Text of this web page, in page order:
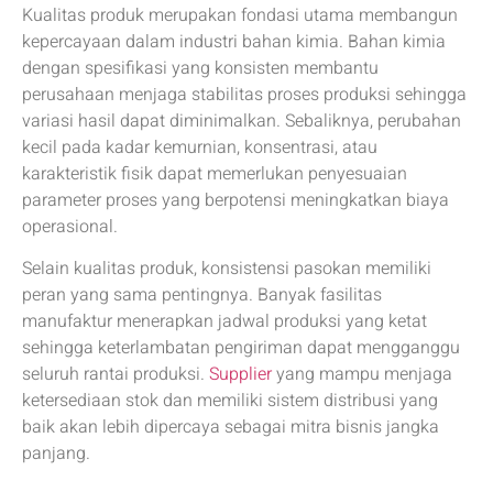
Kualitas produk merupakan fondasi utama membangun
kepercayaan dalam industri bahan kimia. Bahan kimia
dengan spesifikasi yang konsisten membantu
perusahaan menjaga stabilitas proses produksi sehingga
variasi hasil dapat diminimalkan. Sebaliknya, perubahan
kecil pada kadar kemurnian, konsentrasi, atau
karakteristik fisik dapat memerlukan penyesuaian
parameter proses yang berpotensi meningkatkan biaya
operasional.
Selain kualitas produk, konsistensi pasokan memiliki
peran yang sama pentingnya. Banyak fasilitas
manufaktur menerapkan jadwal produksi yang ketat
sehingga keterlambatan pengiriman dapat mengganggu
seluruh rantai produksi. Supplieryang mampu menjaga
ketersediaan stok dan memiliki sistem distribusi yang
baik akan lebih dipercaya sebagai mitra bisnis jangka
panjang.